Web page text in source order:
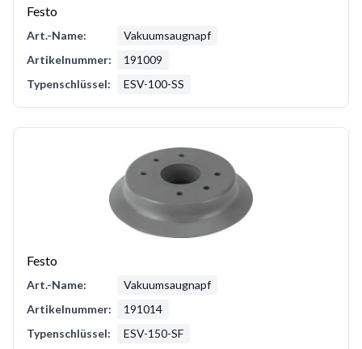
Festo
Art.-Name:
Vakuumsaugnapf
Artikelnummer:
191009
Typenschlüssel:
ESV-100-SS
Festo
Art.-Name:
Vakuumsaugnapf
Artikelnummer:
191014
Typenschlüssel:
ESV-150-SF